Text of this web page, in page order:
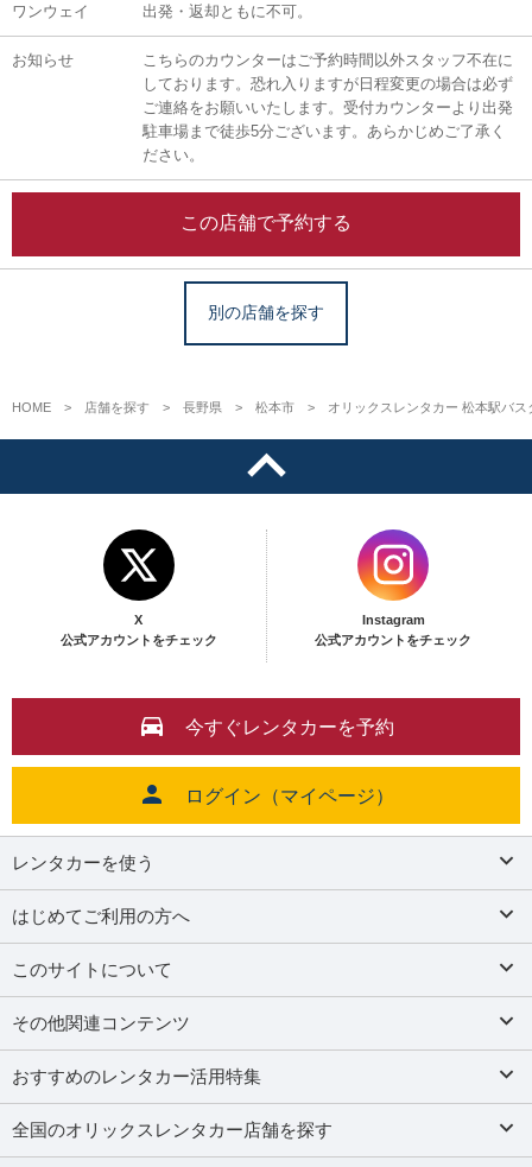
ワンウェイ 出発・返却ともに不可。
お知らせ
こちらのカウンターはご予約時間以外スタッフ不在に
しております。恐れ入りますが日程変更の場合は必ず
ご連絡をお願いいたします。受付カウンターより出発
駐車場まで徒歩5分ございます。あらかじめご了承く
ださい。
この店舗で予約する
別の店舗を探す
HOME 店舗を探す 長野県 松本市 オリックスレンタカー 松本駅バ
X
公式アカウントをチェック
Instagram
公式アカウントをチェック
今すぐレンタカーを予約
ログイン（マイページ）
レンタカーを使う
はじめてご利用の方へ
このサイトについて
その他関連コンテンツ
おすすめのレンタカー活用特集
全国のオリックスレンタカー店舗を探す